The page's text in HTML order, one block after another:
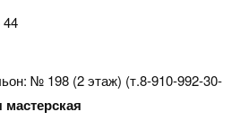
44
№ 198 (2 этаж) (т.8-910-992-30-
мастерская